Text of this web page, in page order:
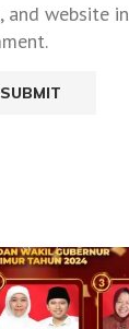
and website